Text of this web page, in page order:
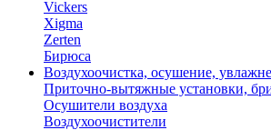
Vickers
Xigma
Zerten
Бирюса
Воздухоочистка, осушение,
Приточно-вытяжные установки,
Осушители воздуха
Воздухоочистители